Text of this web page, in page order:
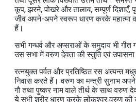
कूप, झरने, पोखरे और तालाब, सम्पूर्ण दिशाएँ,
जीव अपने-अपने स्वरूप धारण करके महात्मा
हैं।
सभी गन्धर्व और अप्सराओं के समुदाय भी गीत
उस सभा में वरुण देवता की स्तुति एवं
रत्नयुक्त पर्वत और प्रतिष्ठित रस अत्यन्त
निवास करते हैं। वरुण का मन्त्री सुनाभ अपने
गौ तथा पुष्कर नाम वाले तीर्थ के साथ वरुण
ये सभी शरीर धारण करके लोकश्वर वरुण की